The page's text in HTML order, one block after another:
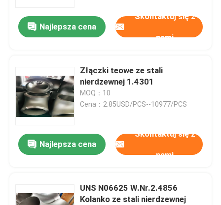
Najlepsza cena
Skontaktuj się z
nami
Złączki teowe ze stali
nierdzewnej 1.4301
MOQ：10
Cena：2.85USD/PCS--10977/PCS
Najlepsza cena
Skontaktuj się z
nami
UNS N06625 W.Nr.2.4856
Kolanko ze stali nierdzewnej